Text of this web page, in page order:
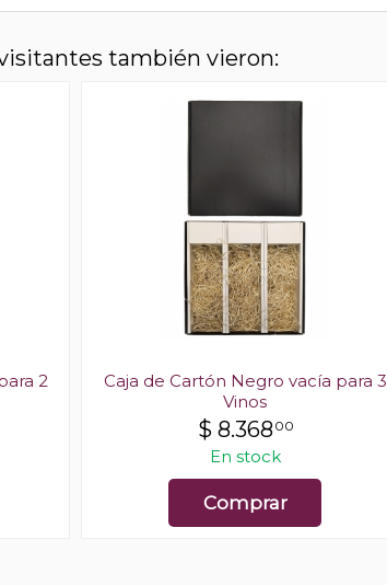
también vieron:
2
Caja de Cartón Negro vacía para 3
Vinos
$ 8.368 00
En stock
Comprar